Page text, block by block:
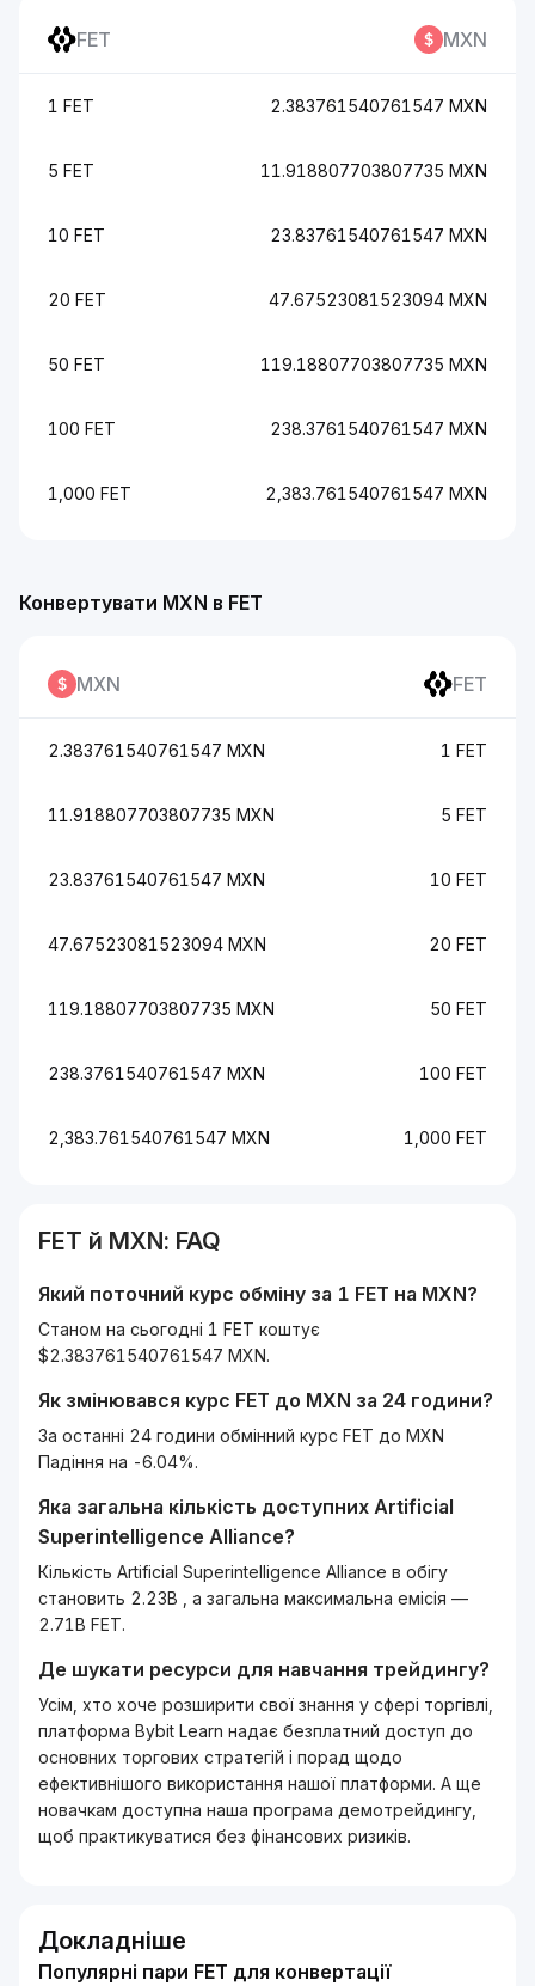
FET MXN
1 FET 2.383761540761547 MXN
5 FET 11.918807703807735 MXN
10 FET 23.83761540761547 MXN
20 FET 47.67523081523094 MXN
50 FET 119.18807703807735 MXN
100 FET 238.3761540761547 MXN
1,000 FET 2,383.761540761547 MXN
Конвертувати MXN в FET
MXN FET
2.383761540761547 MXN 1 FET
11.918807703807735 MXN 5 FET
23.83761540761547 MXN 10 FET
47.67523081523094 MXN 20 FET
119.18807703807735 MXN 50 FET
238.3761540761547 MXN 100 FET
2,383.761540761547 MXN 1,000 FET
FET й MXN: FAQ
Який поточний курс обміну за 1 FET на MXN?
Станом на сьогодні 1 FET коштує
$2.383761540761547 MXN.
Як змінювався курс FET до MXN за 24 години?
За останні 24 години обмінний курс FET до MXN
Падіння на -6.04%.
Яка загальна кількість доступних Artificial
Superintelligence Alliance?
Кількість Artificial Superintelligence Alliance в обігу
становить 2.23B , а загальна максимальна емісія —
2.71B FET.
Де шукати ресурси для навчання трейдингу?
Усім, хто хоче розширити свої знання у сфері торгівлі,
платформа Bybit Learn надає безплатний доступ до
основних торгових стратегій і порад щодо
ефективнішого використання нашої платформи. А ще
новачкам доступна наша програма демотрейдингу,
щоб практикуватися без фінансових ризиків.
Докладніше
Популярні пари FET для конвертації